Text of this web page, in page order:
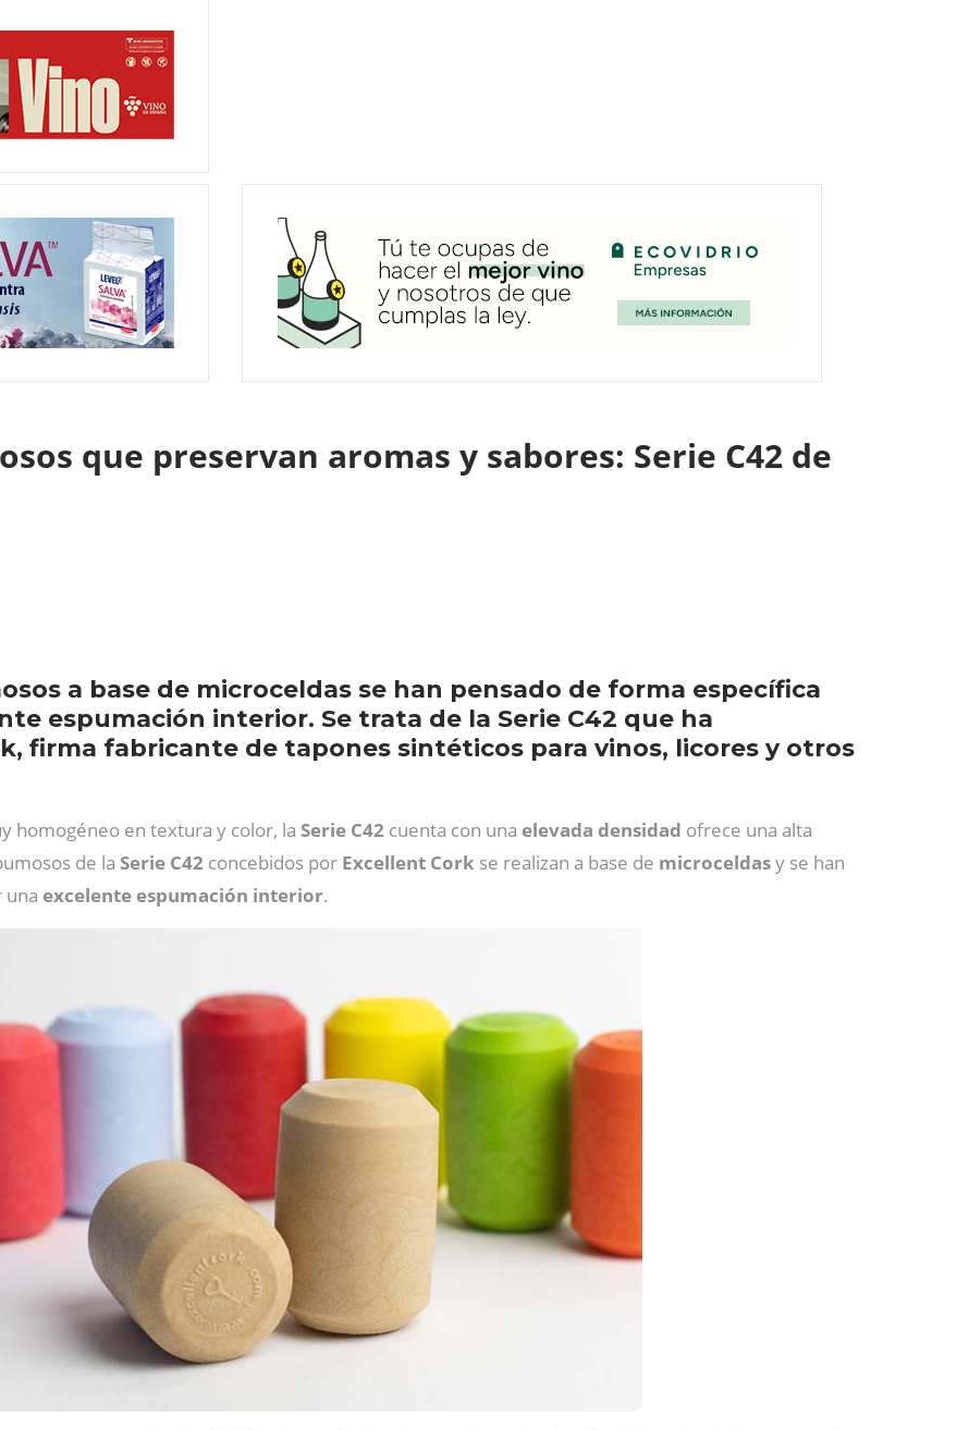
que preservan aromas y sabores: Serie C42 de
a base de microceldas se han pensado de forma específica
espumación interior. Se trata de la Serie C42 que ha
firma fabricante de tapones sintéticos para vinos, licores y otros
homogéneo en textura y color, la Serie C42 cuenta con una elevada densidad ofrece una alta
de la Serie C42 concebidos por Excellent Cork se realizan a base de microceldasy se han
una excelente espumación interior.